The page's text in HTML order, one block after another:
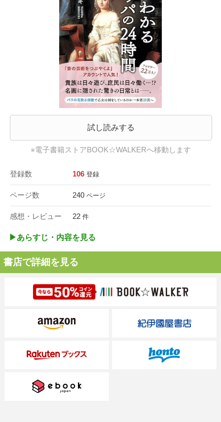
試し読みする
※電子書籍ストアBOOK☆WALKERへ移動します
登録数 106 登録
ページ数 240 ページ
感想・レビュー 22 件
▶︎あらすじ・内容を見る
書店で詳細を見る